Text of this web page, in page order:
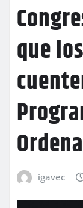
que
igavec